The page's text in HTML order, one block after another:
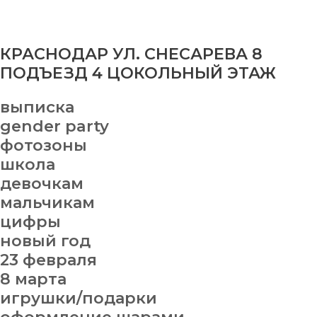
КРАСНОДАР УЛ. СНЕСАРЕВА 8
ПОДЪЕЗД 4 ЦОКОЛЬНЫЙ ЭТАЖ
выписка
gender party
фотозоны
школа
девочкам
мальчикам
цифры
новый год
23 февраля
8 марта
игрушки/подарки